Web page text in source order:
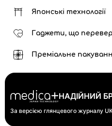
Японські технології
Гаджети, що
Преміальне
НАДІЙНИЙ
За версією глянцевого журналу